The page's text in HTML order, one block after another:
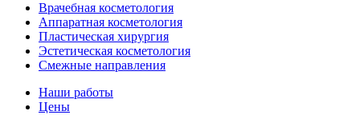
Врачебная косметология
Аппаратная косметология
Пластическая хирургия
Эстетическая косметология
Смежные направления
Наши работы
Цены